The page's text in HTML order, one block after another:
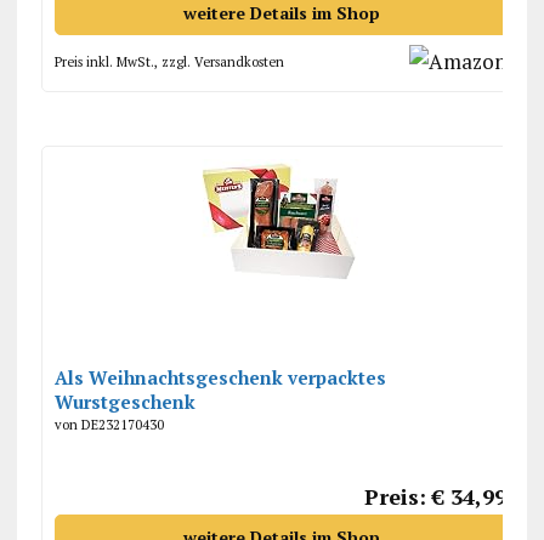
weitere Details im Shop
Preis inkl. MwSt., zzgl. Versandkosten
Als Weihnachtsgeschenk verpacktes
Wurstgeschenk
von DE232170430
Preis: € 34,99